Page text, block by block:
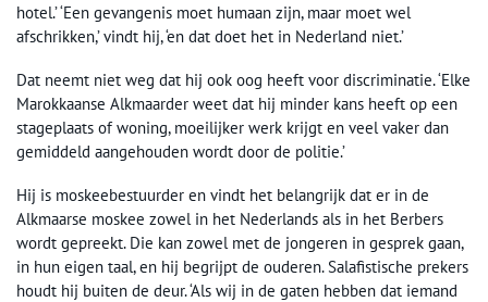
hotel.’ ‘Een gevangenis moet humaan zijn, maar moet wel
afschrikken,’ vindt hij, ‘en dat doet het in Nederland niet.’
Dat neemt niet weg dat hij ook oog heeft voor discriminatie. ‘Elke
Marokkaanse Alkmaarder weet dat hij minder kans heeft op een
stageplaats of woning, moeilijker werk krijgt en veel vaker dan
gemiddeld aangehouden wordt door de politie.’
Hij is moskeebestuurder en vindt het belangrijk dat er in de
Alkmaarse moskee zowel in het Nederlands als in het Berbers
wordt gepreekt. Die kan zowel met de jongeren in gesprek gaan,
in hun eigen taal, en hij begrijpt de ouderen. Salafistische prekers
houdt hij buiten de deur. ‘Als wij in de gaten hebben dat iemand